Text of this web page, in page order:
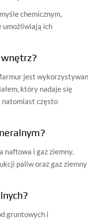
chemicznym,
umożliwiają ich
wnętrz?
jest
który nadaje się
natomiast często
naftowa i gaz ziemny.
paliw oraz gaz ziemny
gruntowych i